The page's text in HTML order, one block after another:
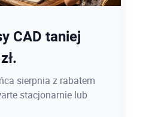
promocji Blind
Blind Bird na
- dołącz w
CAD taniej
sierpnia z rabatem
stacjonarnie lub